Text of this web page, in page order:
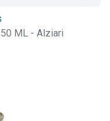
ML - Alziari